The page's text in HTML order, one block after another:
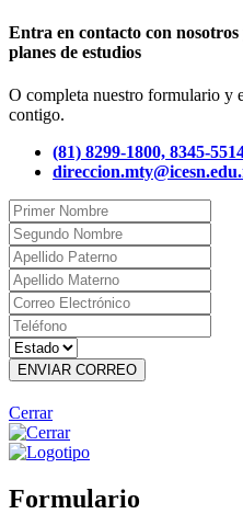
Entra en contacto con nosotros
planes de estudios
O completa nuestro formulario y
contigo.
(81) 8299-1800, 8345-
ENVIAR CORREO
Cerrar
Formulario